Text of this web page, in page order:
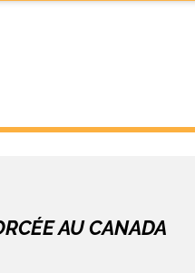
AU CANADA